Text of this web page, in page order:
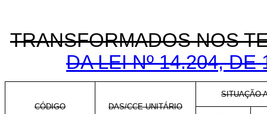
TRANSFORMADOS NOS
DA LEI Nº 14.204,
CÓDIGO DAS/CCE-UNITÁRIO
SITUAÇÃO